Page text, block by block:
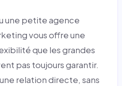
une petite agence
vous offre une
que les grandes
pas toujours garantir.
relation directe, sans